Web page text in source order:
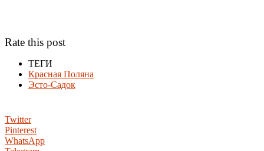
Rate this post
ТЕГИ
Красная Поляна
Эсто-Садок
Twitter
Pinterest
WhatsApp